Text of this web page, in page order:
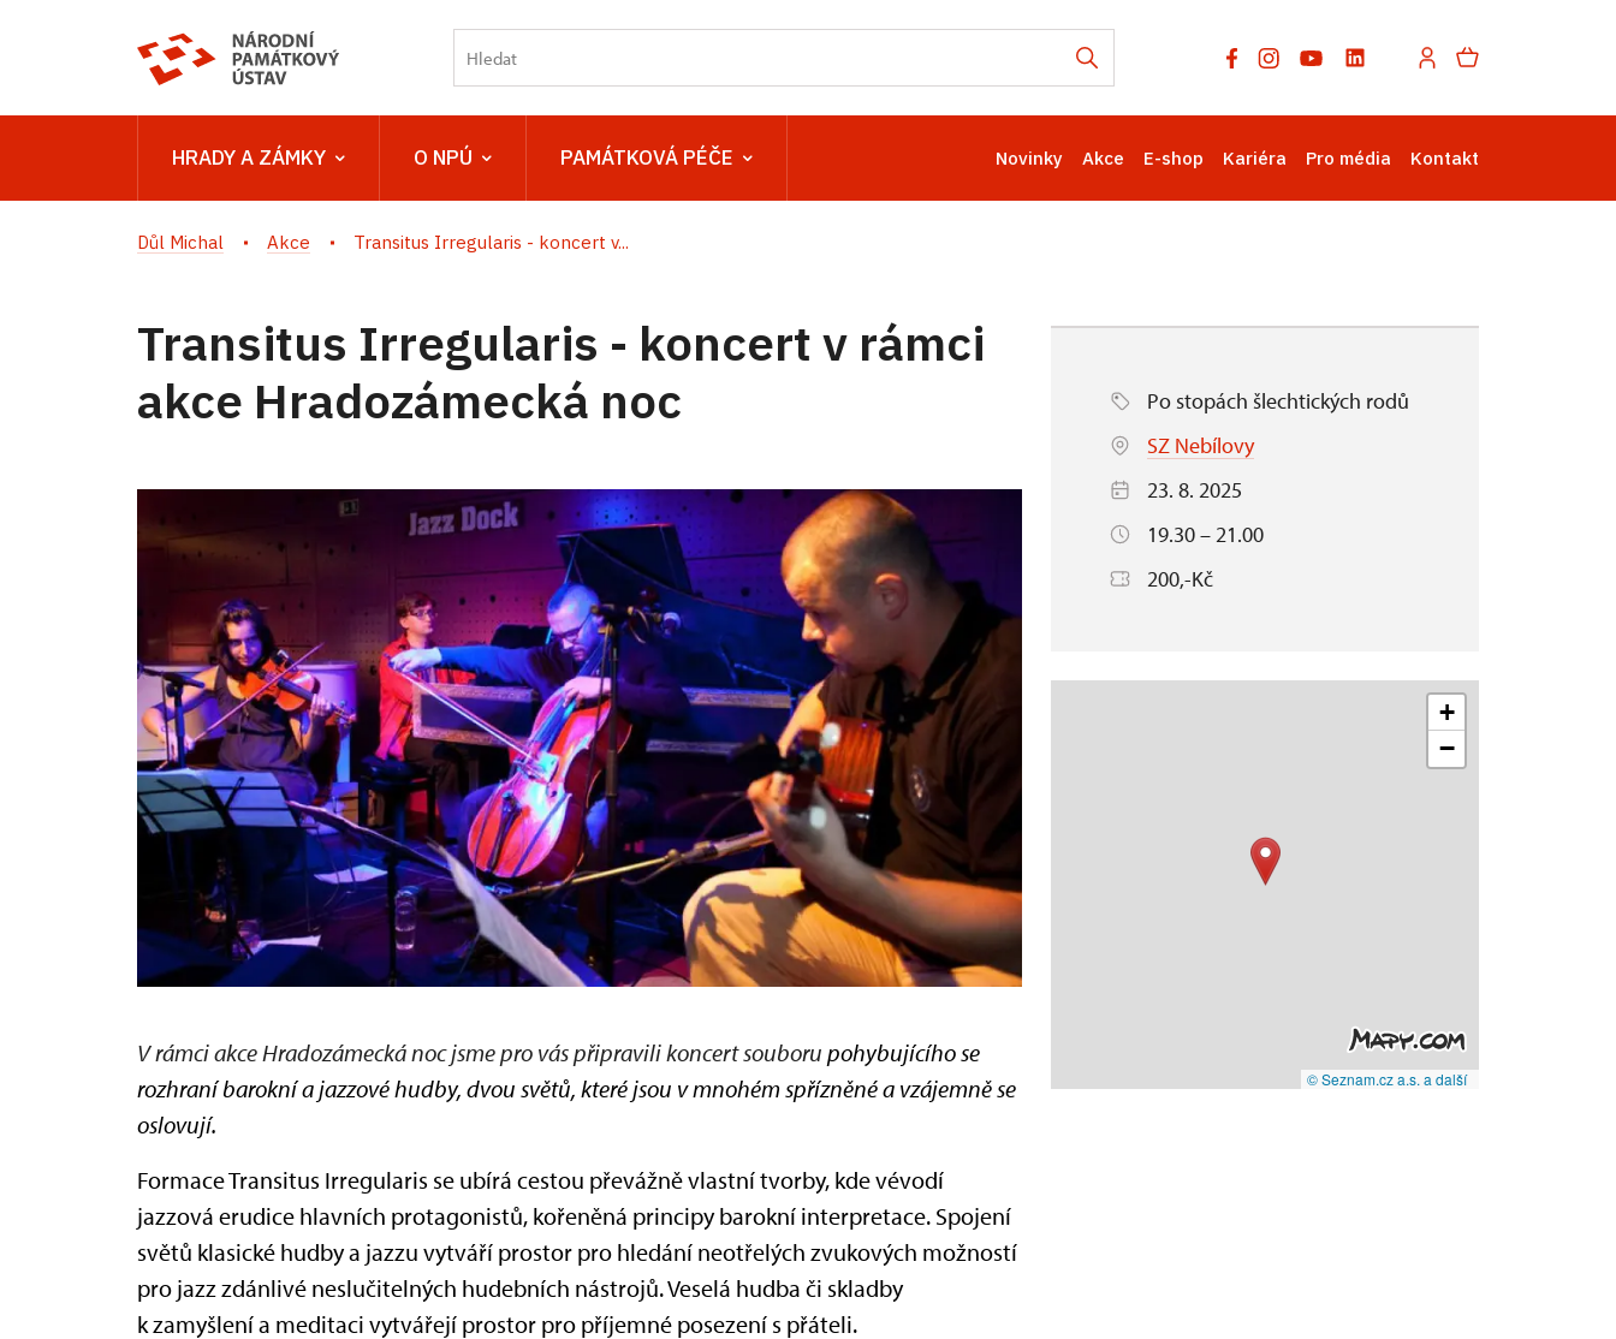
HRADY A ZÁMKY O NPÚ PAMÁTKOVÁ PÉČE Novinky Akce E-shop Kariéra Pro média Kontakt
Důl Michal Akce Transitus Irregularis - koncert v...
Transitus Irregularis - koncert v rámci
akce Hradozámecká noc
V rámci akce Hradozámecká noc jsme pro vás připravili koncert souboru pohybujícího se
rozhraní barokní a jazzové hudby, dvou světů, které jsou v mnohém spřízněné a vzájemně se
oslovují.
Formace Transitus Irregularis se ubírá cestou převážně vlastní tvorby, kde vévodí
jazzová erudice hlavních protagonistů, kořeněná principy barokní interpretace. Spojení
světů klasické hudby a jazzu vytváří prostor pro hledání neotřelých zvukových možností
pro jazz zdánlivé neslučitelných hudebních nástrojů. Veselá hudba či skladby
k zamyšlení a meditaci vytvářejí prostor pro příjemné posezení s přáteli.
Po stopách šlechtických rodů
SZ Nebílovy
23. 8. 2025
19.30 – 21.00
200,-Kč
+
−
© Seznam.cz a.s. a další